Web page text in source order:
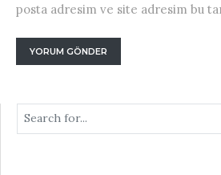
posta adresim ve site adresim bu